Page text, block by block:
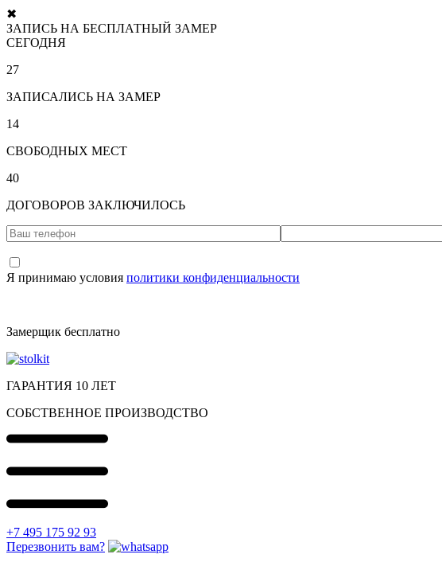
✖
ЗАПИСЬ НА БЕСПЛАТНЫЙ ЗАМЕР
СЕГОДНЯ
27
ЗАПИСАЛИСЬ НА ЗАМЕР
14
СВОБОДНЫХ МЕСТ
40
ДОГОВОРОВ ЗАКЛЮЧИЛОСЬ
Я принимаю условия политики конфиденциальности
Замерщик бесплатно
ГАРАНТИЯ 10 ЛЕТ
СОБСТВЕННОЕ ПРОИЗВОДСТВО
+7 495 175 92 93
Перезвонить вам?